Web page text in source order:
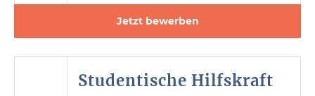
Jetzt bewerben
Studentische Hilfskraft